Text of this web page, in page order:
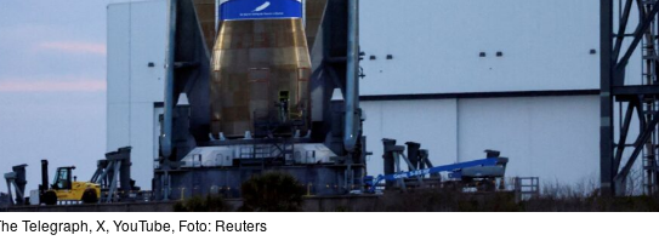
Telegraph, X, YouTube, Foto: Reuters